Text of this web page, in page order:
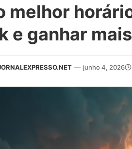
melhor
e ganhar
— junho 4, 2026